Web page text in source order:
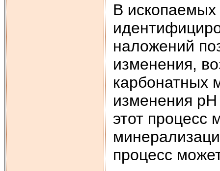
В ископаемых
наложений
изменения,
карбонатных
изменения рН
этот процесс
процесс